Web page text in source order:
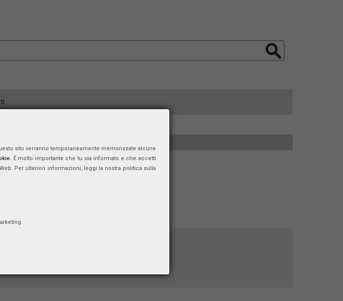
al tempo della pandemia
12:23
sito verranno temporaneamente memorizzate alcune
. È molto importante che tu sia informato e che accetti
Per ulteriori informazioni, leggi la nostra politica sulla